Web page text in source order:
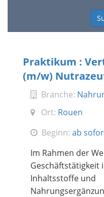
Praktikum :
(m/w)
Branche:
Ort: Rouen
Beginn: ab
Im Rahmen der
Geschäftstätigkeit
Inhaltsstoffe und